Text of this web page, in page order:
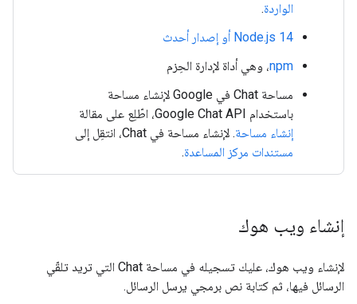
الواردة.
Node.js 14 أو إصدار أحدث
npm، وهي أداة لإدارة الحِزم
مساحة Chat في Google لإنشاء مساحة
باستخدام Google Chat API، اطّلِع على مقالة
إنشاء مساحة. لإنشاء مساحة في Chat، انتقِل إلى
مستندات مركز المساعدة.
إنشاء ويب هوك
لإنشاء ويب هوك، عليك تسجيله في مساحة Chat التي تريد تلقّي
الرسائل فيها، ثم كتابة نص برمجي يرسل الرسائل.